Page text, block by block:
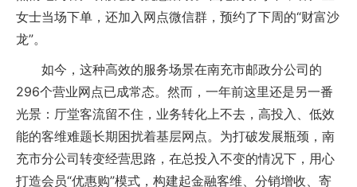
女士当场下单，还加入网点微信群，预约了下周的“财富沙
龙”。
如今，这种高效的服务场景在南充市邮政分公司的
296个营业网点已成常态。然而，一年前这里还是另一番
光景：厅堂客流留不住，业务转化上不去，高投入、低效
能的客维难题长期困扰着基层网点。为打破发展瓶颈，南
充市分公司转变经营思路，在总投入不变的情况下，用心
打造会员“优惠购”模式，构建起金融客维、分销增收、寄